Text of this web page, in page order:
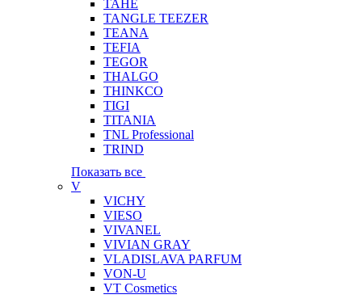
TAHE
TANGLE TEEZER
TEANA
TEFIA
TEGOR
THALGO
THINKCO
TIGI
TITANIA
TNL Professional
TRIND
Показать все
V
VICHY
VIESO
VIVANEL
VIVIAN GRAY
VLADISLAVA PARFUM
VON-U
VT Cosmetics